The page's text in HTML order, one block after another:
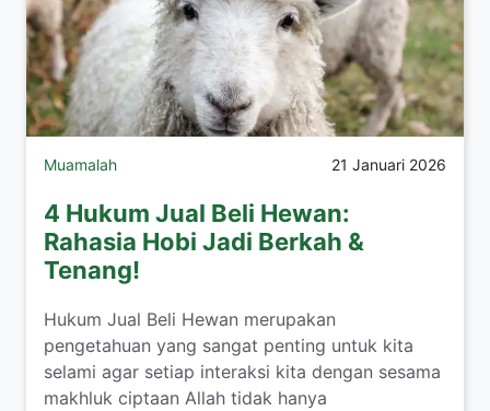
Muamalah 21 Januari 2026
4 Hukum Jual Beli Hewan:
Rahasia Hobi Jadi Berkah &
Tenang!
​Hukum Jual Beli Hewan merupakan
pengetahuan yang sangat penting untuk kita
selami agar setiap interaksi kita dengan sesama
makhluk ciptaan Allah tidak hanya